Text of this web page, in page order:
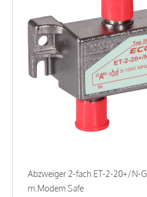
Abzweiger 2-fach ET-2-20+/N-G
m.Modem Safe